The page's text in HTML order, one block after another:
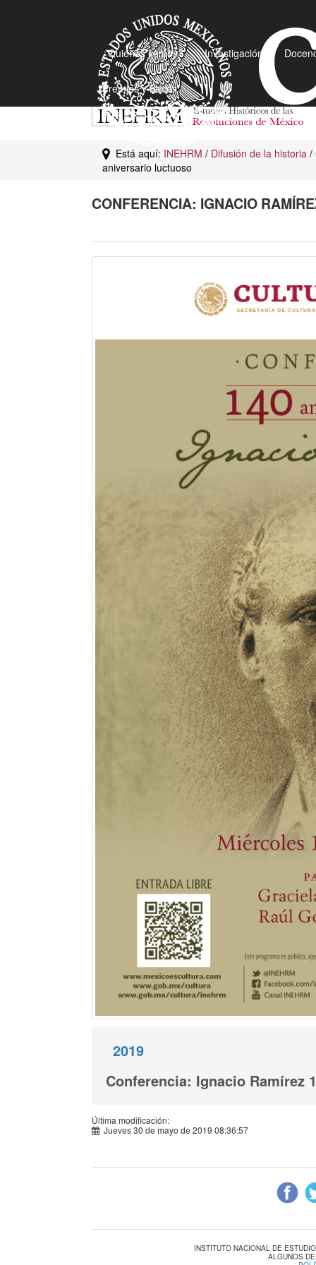
¿Quiénes somos? Investigación
Premios y Becas
Está aquí: INEHRM / Difusión de la historia /
aniversario luctuoso
CONFERENCIA: IGNACIO
2019
Conferencia: Ignacio Ramírez
Última modificación:
Jueves 30 de mayo de 2019 08:36:57
INSTITUTO NACIONAL DE
ALGUNOS